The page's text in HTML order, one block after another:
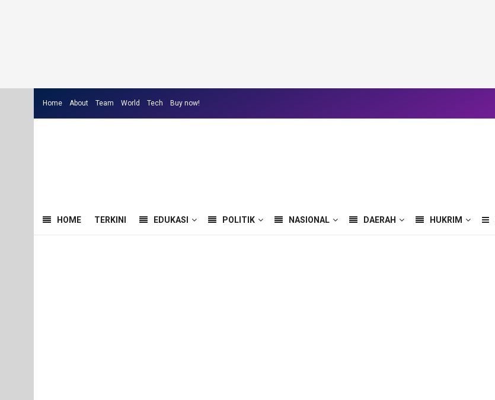
Home About Team World Tech Buy now!
HOME TERKINI EDUKASI POLITIK NASIONAL DAERAH HUKRIM